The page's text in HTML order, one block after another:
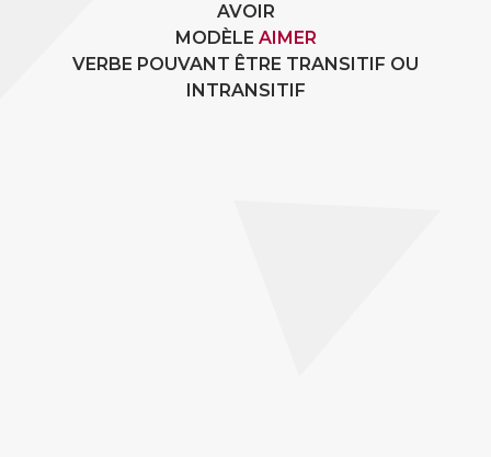
AVOIR
MODÈLE AIMER
VERBE POUVANT ÊTRE TRANSITIF OU
INTRANSITIF